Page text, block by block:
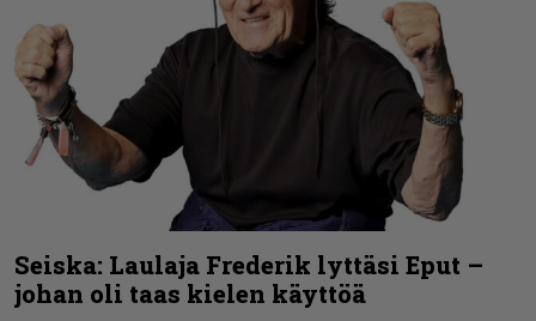
Seiska: Laulaja Frederik lyttäsi Eput –
johan oli taas kielen käyttöä